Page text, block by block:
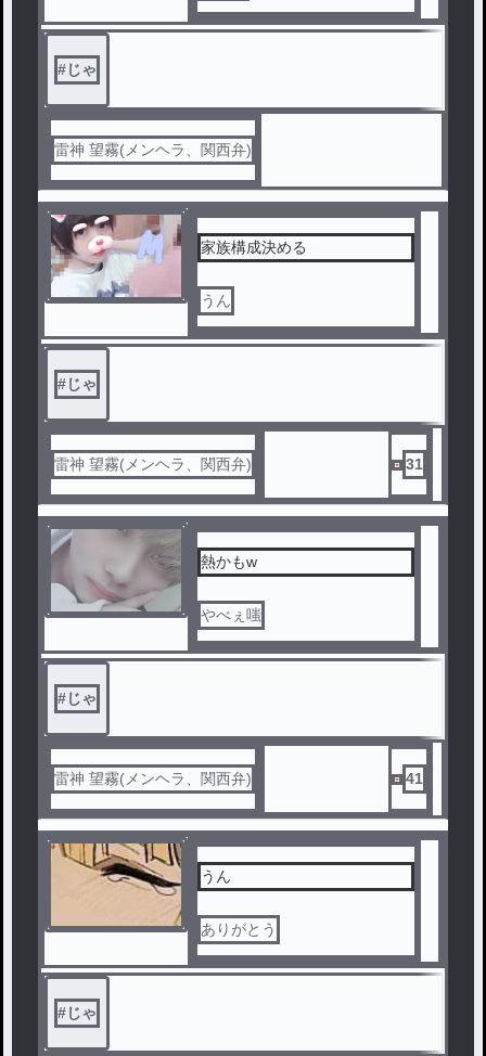
#じゃ
雷神 望霧(メンヘラ、関西弁)
家族構成決める
うん
#じゃ
雷神 望霧(メンヘラ、関西弁) 31
熱かも‪w
やべぇ嗤
#じゃ
雷神 望霧(メンヘラ、関西弁) 41
うん
ありがとう
#じゃ